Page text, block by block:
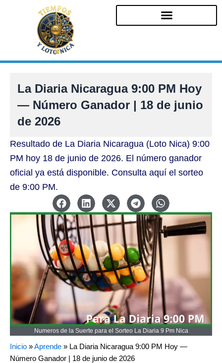
La Diaria Nicaragua 9:00 PM Hoy
— Número Ganador | 18 de junio
de 2026
Resultado de La Diaria Nicaragua (Loto Nica) 9:00
PM hoy 18 de junio de 2026. El número ganador
oficial ya está disponible. Consulta aquí el sorteo
de 9:00 PM.
Numeros de la Suerte para el Sorteo La Diaria 9 Pm Nica
Inicio »Aprende » La Diaria Nicaragua 9:00 PM Hoy —
Número Ganador | 18 de junio de 2026